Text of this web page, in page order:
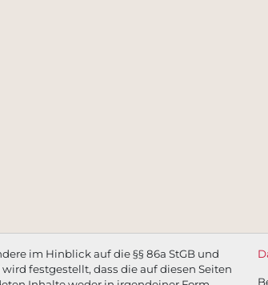
im Hinblick auf die §§ 86a StGB und
wird festgestellt, dass die auf diesen Seiten